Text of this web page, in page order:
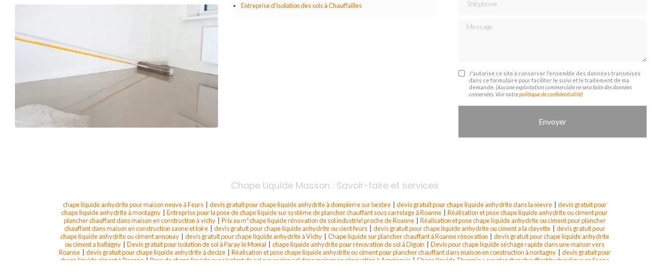
Entreprise d'isolation des sols à Chauffailles
Message
J'autorise ce site à conserver l'ensemble des données transmises
dans ce formulaire pour faciliter le suivi et le traitement de ma
demande. (Aucune exploitation commerciale ne sera faite des données
conservées. Voir notrepolitique de confidentialité)
Chape Liquide Masson : Savoir-faire et services
chape liquide anhydrite pour maison neuve à Feurs| devis gratuit pour chape liquide anhydrite à dompierre sur besbre| devis gratuit pour chape liquide anhydrite dans la nievre| devis gratuit pour
chape liquide anhydrite à montagny | Entreprise pour la pose de chape liquide sur système de plancher chauffant sous carrelage à Roanne | Réalisation et pose chape liquide anhydrite ou ciment pour
plancher chauffant dans maison en construction à vichy| Prix au m² chape liquide rénovation de sol industriel proche de Roanne| Réalisation et pose chape liquide anhydrite ou ciment pour plancher
chauffant dans maison en construction saone et loire| devis gratuit pour chape liquide anhydrite ou cient feurs| devis gratuit pour chape liquide anhydrite ou ciment a la clayette| devis gratuit pour
chape liquide anhydrite ou ciment annonay| devis gratuit pour chape liquide anhydrite à Vichy| Chape liquide sur plancher chauffant à Roanne rénovation | devis gratuit pour chape liquide anhydrite
ou ciment a balbigny | Devis gratuit pour isolation de sol à Paray le Monial | chape liquide anhydrite pour rénovation de sol à Digoin | Devis pour chape liquide séchage rapide dans une maison vers
Roanne| devis gratuit pour chape liquide anhydrite à decize| Réalisation et pose chape liquide anhydrite ou ciment pour plancher chauffant dans maison en construction à nontagny| devis gratuit pour
chape liquide ciment à Roanne | Pose de chape liquide avec isolant de sol sur ancien sol dans maison en rénovation à Amplepuis | Chape liquide Thermio + sur plancher chauffant hydraulique en Saone